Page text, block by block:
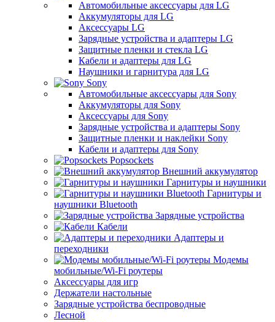
Автомобильные аксессуары для LG
Аккумуляторы для LG
Аксессуары LG
Зарядные устройства и адаптеры LG
Защитные пленки и стекла LG
Кабели и адаптеры для LG
Наушники и гарнитура для LG
Sony
Автомобильные аксессуары для Sony
Аккумуляторы для Sony
Аксессуары для Sony
Зарядные устройства и адаптеры Sony
Защитные пленки и наклейки Sony
Кабели и адаптеры для Sony
Popsockets
Внешний аккумулятор
Гарнитуры и наушники
Гарнитуры и
наушники Bluetooth
Зарядные устройства
Кабели
Адаптеры и
переходники
Модемы
мобильные/Wi-Fi роутеры
Аксессуары для игр
Держатели настольные
Зарядные устройства беспроводные
Лесной